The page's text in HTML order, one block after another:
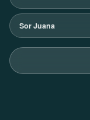
Sor Juana